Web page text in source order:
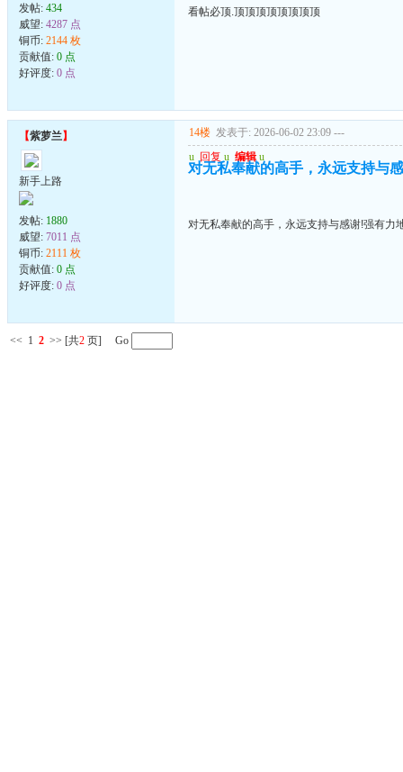
发帖: 434
威望: 4287 点
铜币: 2144 枚
贡献值: 0 点
好评度: 0 点
看帖必顶.顶顶顶顶顶顶顶顶
【紫萝兰】
新手上路
发帖: 1880
威望: 7011 点
铜币: 2111 枚
贡献值: 0 点
好评度: 0 点
14楼 发表于: 2026-06-02 23:09 ---
u 回复 u 编辑 u
对无私奉献的高手，永远支持与
对无私奉献的高手，永远支持与感谢!强有力
<< 1 2 >> [共2 页] Go